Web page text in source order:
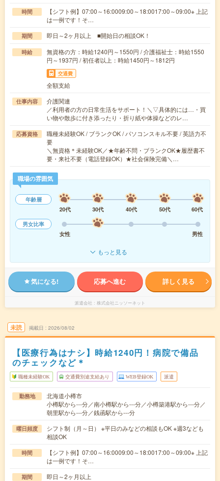
時間
【シフト例】07:00～16:0009:00～18:0017:00～09:00※ 上記
は一例です！そ…
期間 即日～2ヶ月以上 ■開始日の相談OK！
時給
無資格の方：時給1240円～1550円 / 介護福祉士：時給1550
円～1937円 / 初任者以上：時給1450円～1812円
交通費
全額支給
仕事内容
介護関連
／利用者の方の日常生活をサポート！＼▽具体的には…・買
い物や散歩に付き添ったり・折り紙や体操などのレ…
応募資格
職種未経験OK / ブランクOK / パソコンスキル不要 / 英語力不
要
＼無資格＊未経験OK／★年齢不問・ブランクOK★履歴書不
要・来社不要（電話登録OK）★社会保険完備＼…
職場の雰囲気
年齢層
20代
30代 40代 50代
60代
男女比率
女性
男性
もっと見る
気になる! 応募へ進む 詳しく見る
派遣会社 株式会社ニッソーネット
未読 掲載日 2026/08/02
【医療行為はナシ】時給1240円！病院で備品
のチェックなど＊
職種未経験OK 交通費別途支給あり WEB登録OK 派遣
勤務地
北海道小樽市
小樽駅から---分／南小樽駅から---分／小樽築港駅から---分／
朝里駅から---分／銭函駅から---分
曜日頻度
シフト制（月～日） ※平日のみなどの相談もOK ※週3なども
相談OK
時間
【シフト例】07:00～16:0009:00～18:0017:00～09:00※ 上記
は一例です！そ…
期間 即日～2ヶ月以上